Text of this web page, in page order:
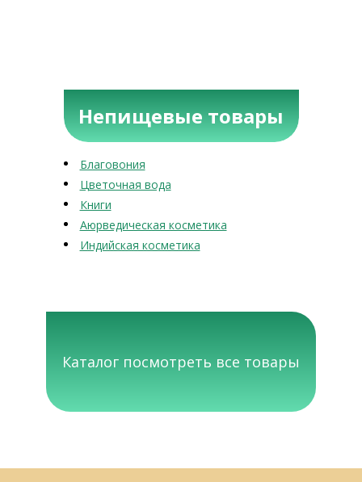
Непищевые товары
Благовония
Цветочная вода
Книги
Аюрведическая косметика
Индийская косметика
Каталог посмотреть все товары